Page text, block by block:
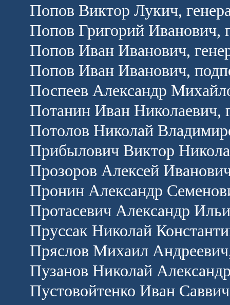
Попов Виктор Лукич,
Попов Григорий Иванович,
Попов Иван Иванович,
Попов Иван Иванович,
Поспеев Александр
Потанин Иван Николаевич,
Потолов Николай
Прибылович Виктор
Прозоров Алексей
Пронин Александр
Протасевич Александр
Пруссак Николай
Пряслов Михаил
Пузанов Николай
Пустовойтенко Иван